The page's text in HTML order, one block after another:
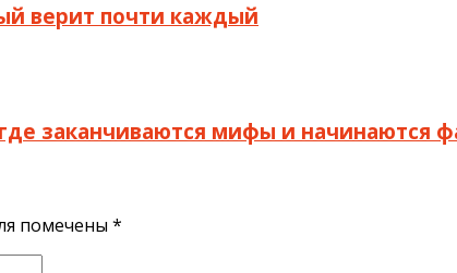
верит почти каждый
заканчиваются мифы и начинаются
помечены *